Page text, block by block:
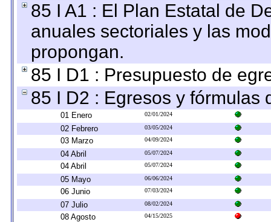
85 I A1 : El Plan Estatal de
anuales sectoriales y las
propongan.
85 I D1 : Presupuesto de
85 I D2 : Egresos y fórmulas
01 Enero 02/01/2024
02 Febrero 03/05/2024
03 Marzo 04/09/2024
04 Abril 05/07/2024
04 Abril 05/07/2024
05 Mayo 06/06/2024
06 Junio 07/03/2024
07 Julio 08/02/2024
08 Agosto 04/15/2025